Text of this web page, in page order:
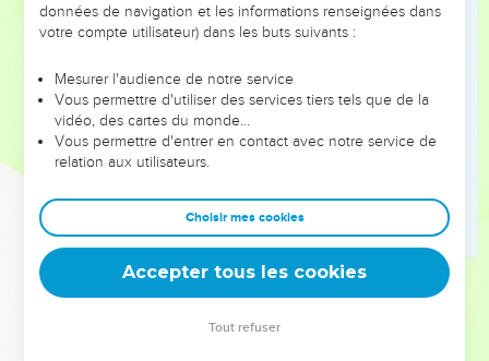
place sur son trône et leur adressa un discours en public.
Le peuple se mit à crier : —Ce n’est plus un homme qui
parle. C’est la voix d’un dieu.
Au même instant, un *ange du Seigneur vint le frapper
parce qu’il n’avait pas rendu à Dieu l’honneur qui lui est dû.
Dévoré par les vers, il expira.
Barnabas et Saul, après avoir rempli leur mission en faveur
des croyants de Jérusalem, partirent en emmenant avec eux
Jean surnommé Marc.
La Bible Du Semeur Copyright © 1992, 1999 by Biblica, Inc.® Used by permission.
données de navigation et les informations renseignées dans
votre compte utilisateur) dans les buts suivants :
Mesurer l'audience de notre service
Vous permettre d'utiliser des services tiers tels que de la
vidéo, des cartes du monde…
Vous permettre d'entrer en contact avec notre service de
relation aux utilisateurs.
Choisir mes cookies
Accepter tous les cookies
Tout refuser